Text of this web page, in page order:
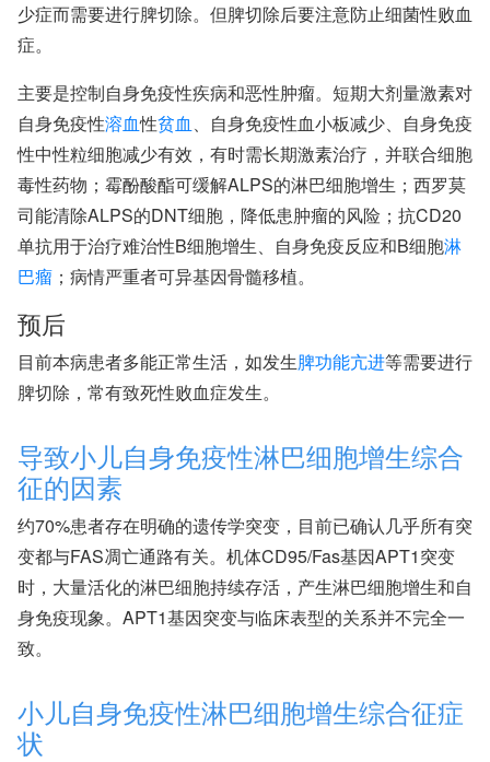
少症而需要进行脾切除。但脾切除后要注意防止细菌性败血
症。
主要是控制自身免疫性疾病和恶性肿瘤。短期大剂量激素对
自身免疫性溶血性贫血 、自身免疫性血小板减少、自身免疫
性中性粒细胞减少有效，有时需长期激素治疗，并联合细胞
毒性药物；霉酚酸酯可缓解ALPS的淋巴细胞增生；西罗莫
司能清除ALPS的DNT细胞，降低患肿瘤的风险；抗CD20
单抗用于治疗难治性B细胞增生、自身免疫反应和B细胞淋
巴瘤 ；病情严重者可异基因骨髓移植。
预后
目前本病患者多能正常生活，如发生脾功能亢进等需要进行
脾切除，常有致死性败血症发生。
导致小儿自身免疫性淋巴细胞增生综合
征的因素
约70%患者存在明确的遗传学突变，目前已确认几乎所有突
变都与FAS凋亡通路有关。机体CD95/Fas基因APT1突变
时，大量活化的淋巴细胞持续存活，产生淋巴细胞增生和自
身免疫现象。APT1基因突变与临床表型的关系并不完全一
致。
小儿自身免疫性淋巴细胞增生综合征症
状